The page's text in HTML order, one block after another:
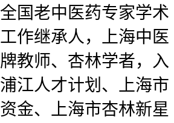
国老中医药专家学术
作继承人，上海中医
教师、杏林学者，入
江人才计划、上海市
金、上海市杏林新星